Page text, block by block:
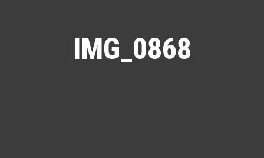
IMG_0868